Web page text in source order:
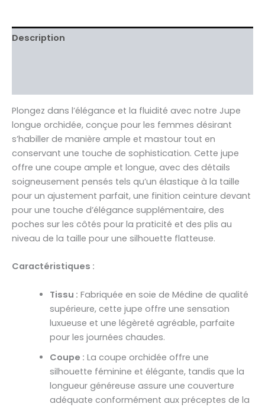
Description
Plongez dans l’élégance et la fluidité avec notre Jupe
longue orchidée, conçue pour les femmes désirant
s’habiller de manière ample et mastour tout en
conservant une touche de sophistication. Cette jupe
offre une coupe ample et longue, avec des détails
soigneusement pensés tels qu’un élastique à la taille
pour un ajustement parfait, une finition ceinture devant
pour une touche d’élégance supplémentaire, des
poches sur les côtés pour la praticité et des plis au
niveau de la taille pour une silhouette flatteuse.
Caractéristiques :
Tissu : Fabriquée en soie de Médine de qualité
supérieure, cette jupe offre une sensation
luxueuse et une légèreté agréable, parfaite
pour les journées chaudes.
Coupe : La coupe orchidée offre une
silhouette féminine et élégante, tandis que la
longueur généreuse assure une couverture
adéquate conformément aux préceptes de la